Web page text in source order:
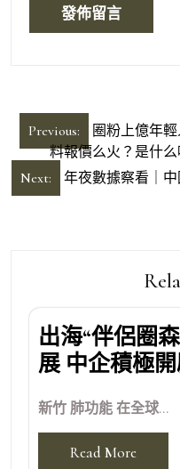
文
章
導
Previous:
圈粉上億年
料報價么火？是什
Next:
年夜數據察看｜
出海“伴侶圈
展 中企積極
新竹 肺功能 在全球...
Read More